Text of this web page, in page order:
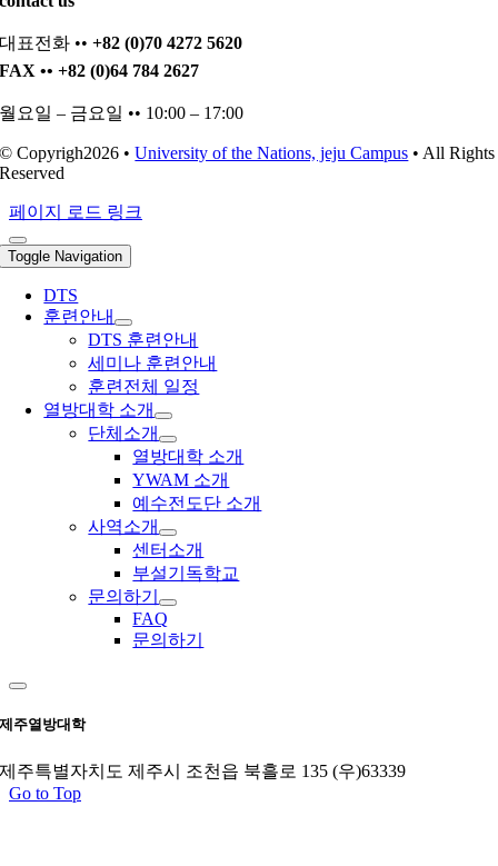
대표전화 ••+82 (0)70 4272 5620
FAX •• +82 (0)64 784 2627
월요일 – 금요일 •• 10:00 – 17:00
© Copyrigh2026 •University of the Nations, jeju Campus • All Rights
Reserved
페이지 로드 링크
Toggle Navigation
DTS
훈련안내
DTS 훈련안내
세미나 훈련안내
훈련전체 일정
열방대학 소개
단체소개
열방대학 소개
YWAM 소개
예수전도단 소개
사역소개
센터소개
부설기독학교
문의하기
FAQ
문의하기
제주열방대학
제주특별자치도 제주시 조천읍 북흘로 135 (우)63339
Go to Top